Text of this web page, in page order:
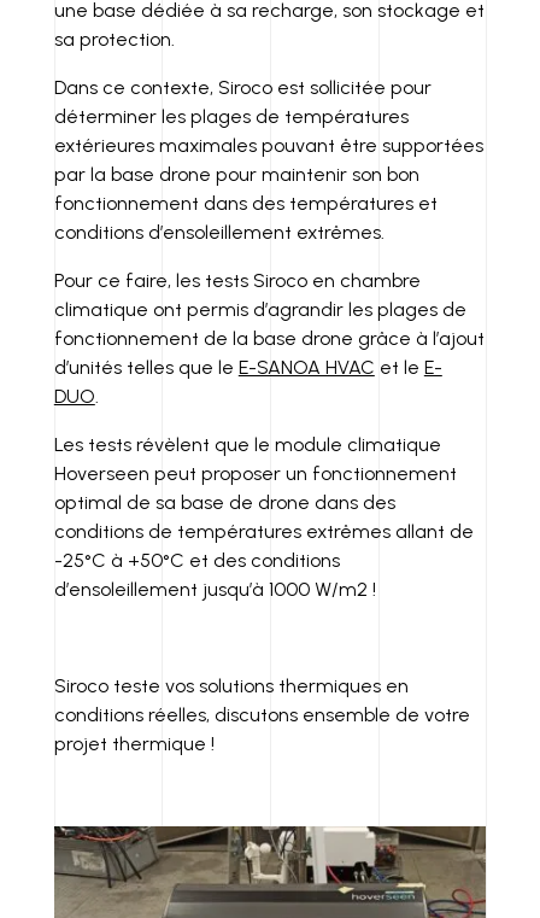
une base dédiée à sa recharge, son stockage et
sa protection.
Dans ce contexte, Siroco est sollicitée pour
déterminer les plages de températures
extérieures maximales pouvant être supportées
par la base drone pour maintenir son bon
fonctionnement dans des températures et
conditions d’ensoleillement extrêmes.
Pour ce faire, les tests Siroco en chambre
climatique ont permis d’agrandir les plages de
fonctionnement de la base drone grâce à l’ajout
d’unités telles que le E-SANOA HVAC et le E-
DUO.
Les tests révèlent que le module climatique
Hoverseen peut proposer un fonctionnement
optimal de sa base de drone dans des
conditions de températures extrêmes allant de
-25°C à +50°C et des conditions
d’ensoleillement jusqu’à 1000 W/m2 !
Siroco teste vos solutions thermiques en
conditions réelles, discutons ensemble de votre
projet thermique !